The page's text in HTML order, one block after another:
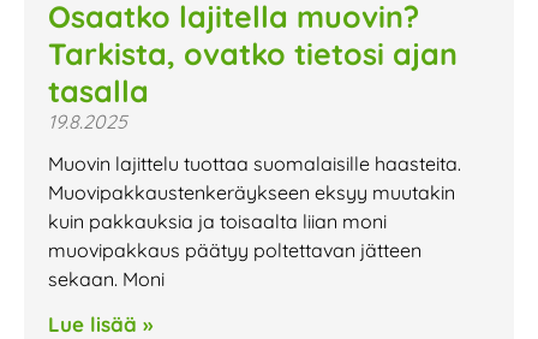
Osaatko lajitella muovin?
Tarkista, ovatko tietosi ajan
tasalla
19.8.2025
Muovin lajittelu tuottaa suomalaisille haasteita.
Muovipakkaustenkeräykseen eksyy muutakin
kuin pakkauksia ja toisaalta liian moni
muovipakkaus päätyy poltettavan jätteen
sekaan. Moni
Lue lisää »